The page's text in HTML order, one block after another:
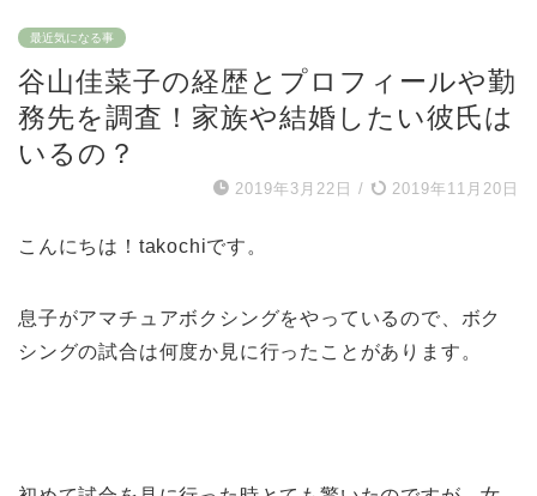
最近気になる事
谷山佳菜子の経歴とプロフィールや勤
務先を調査！家族や結婚したい彼氏は
いるの？
2019年3月22日 / 2019年11月20日
こんにちは！takochiです。
息子がアマチュアボクシングをやっているので、ボク
シングの試合は何度か見に行ったことがあります。